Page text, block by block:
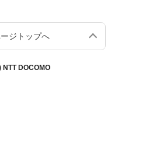
ジトップへ
NTT DOCOMO